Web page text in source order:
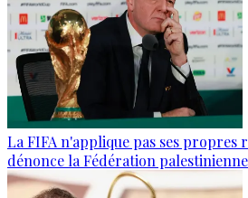
La FIFA n'applique pas ses propres
dénonce la Fédération palestinienne